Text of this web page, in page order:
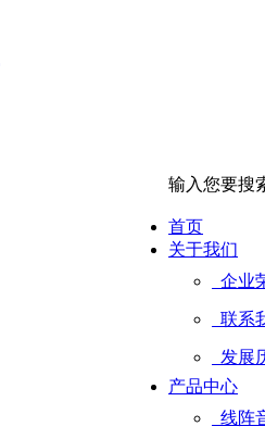
输入您要搜
首页
关于我们
企业
联系
发展
产品中心
线阵